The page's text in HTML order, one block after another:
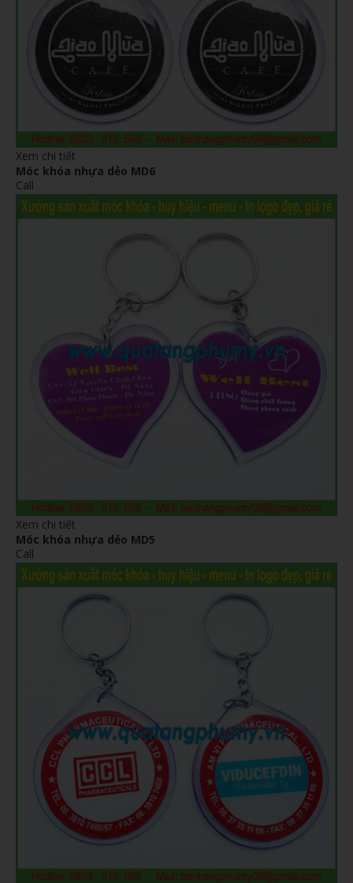
Xem chi tiết
Móc khóa nhựa dẻo MD6
Call
Xem chi tiết
Móc khóa nhựa dẻo MD5
Call